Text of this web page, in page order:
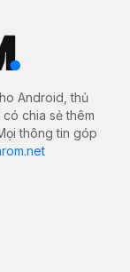
Android, thủ
chia sẻ thêm
thông tin góp